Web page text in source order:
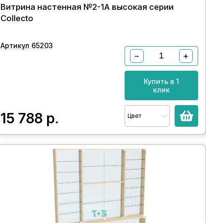
Витрина настенная №2-1А высокая серии
Collecto
Артикул 65203
15 788 р.
− +
Купить в 1
клик
Цвет